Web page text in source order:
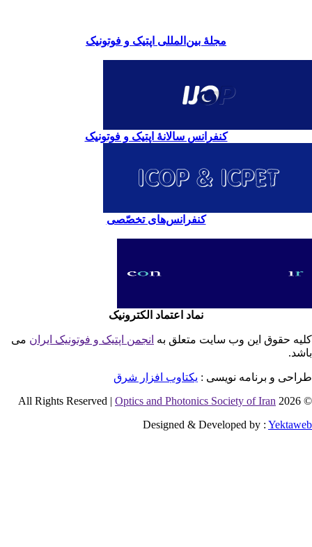
مجلۀ بین‌المللی اپتیک و فوتونیک
کنفرانس سالانۀ اپتیک و فوتونیک
کنفرانس‌های تخصّصی
نماد اعتماد الکترونیک
حقوق این وب سایت متعلق بهانجمن اپتیک و فوتونیک ایران می
و برنامه نویسی : یکتاوب افزار شرق
©
Optics and Photonics Society of Iran
Designed & Developed by :